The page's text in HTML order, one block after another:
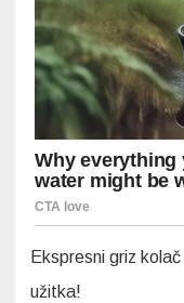
Ekspresni griz
užitka!